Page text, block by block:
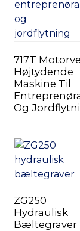
717T
Højtydende
Maskine Til
Og
ZG250
Hydraulisk
Bæltegraver